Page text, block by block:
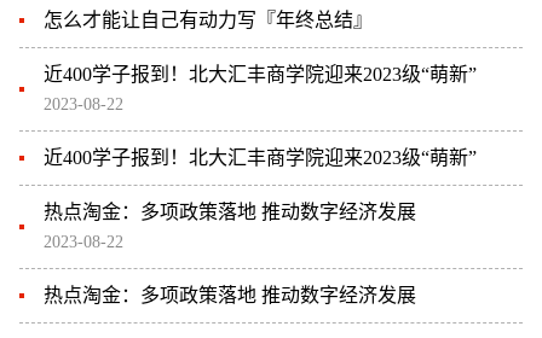
怎么才能让自己有动力写『年终总结』
近400学子报到！北大汇丰商学院迎来2023级“萌新”
2023-08-22
近400学子报到！北大汇丰商学院迎来2023级“萌新”
热点淘金：多项政策落地 推动数字经济发展
2023-08-22
热点淘金：多项政策落地 推动数字经济发展